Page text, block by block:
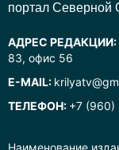
портал Северной
АДРЕС РЕДАКЦИИ:
83, офис 56
E-MAIL:
ТЕЛЕФОН: +7 (960)